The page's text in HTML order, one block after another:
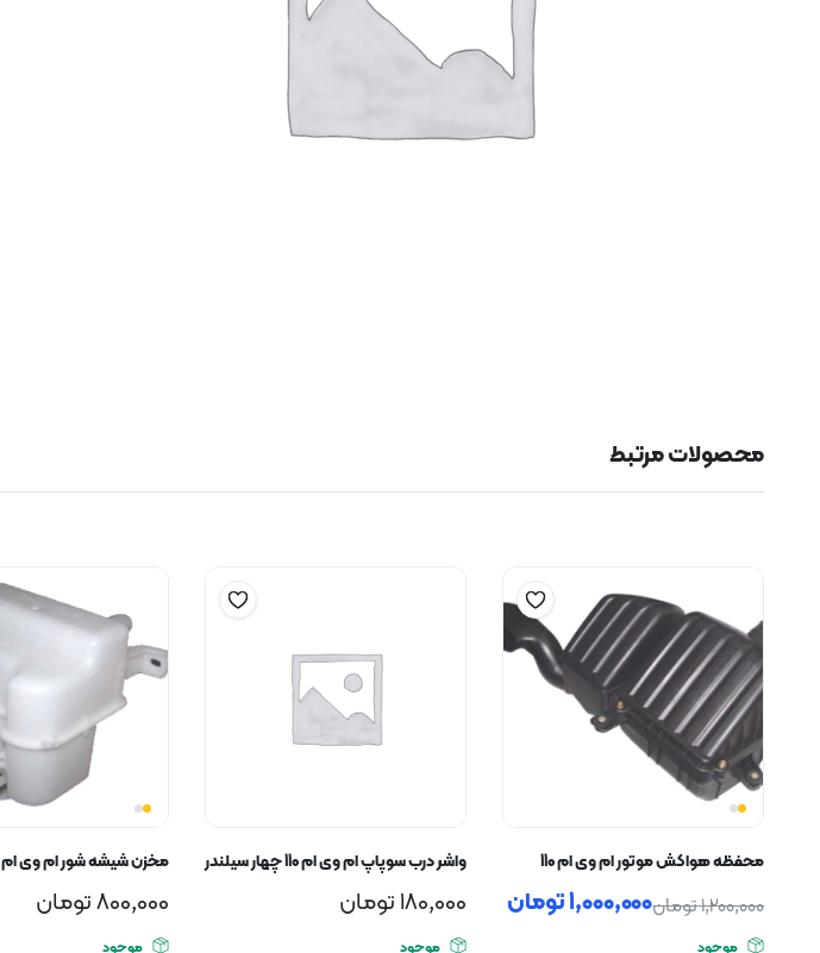
محصولات مرتبط
محفظه هواکش موتور ام وی ام 110
1,200,000تومان1,000,000تومان
موجود
واشر درب سوپاپ ام وی ام 110 چهار سیلندر
180,000 تومان
موجود
مخزن شیشه شور ام وی ام 110
800,000تومان
موجود